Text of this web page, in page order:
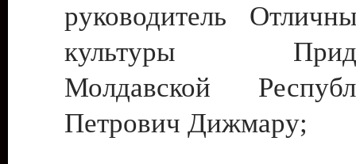
руководитель
культуры
Молдавской
Петрович Дижмару;